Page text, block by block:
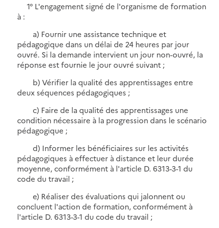
1° L'engagement signé de l'organisme de formation
à :
a) Fournir une assistance technique et
pédagogique dans un délai de 24 heures par jour
ouvré. Si la demande intervient un jour non-ouvré, la
réponse est fournie le jour ouvré suivant ;
b) Vérifier la qualité des apprentissages entre
deux séquences pédagogiques ;
c) Faire de la qualité des apprentissages une
condition nécessaire à la progression dans le scénario
pédagogique ;
d) Informer les bénéficiaires sur les activités
pédagogiques à effectuer à distance et leur durée
moyenne, conformément à l'article D. 6313-3-1 du
code du travail ;
e) Réaliser des évaluations qui jalonnent ou
concluent l'action de formation, conformément à
l'article D. 6313-3-1 du code du travail ;